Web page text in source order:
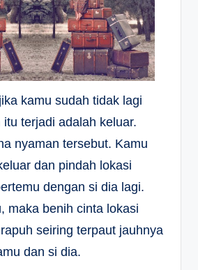
kamu sudah tidak lagi
terjadi adalah keluar.
nyaman tersebut. Kamu
dan pindah lokasi
dengan si dia lagi.
maka benih cinta lokasi
seiring terpaut jauhnya
dan si dia.